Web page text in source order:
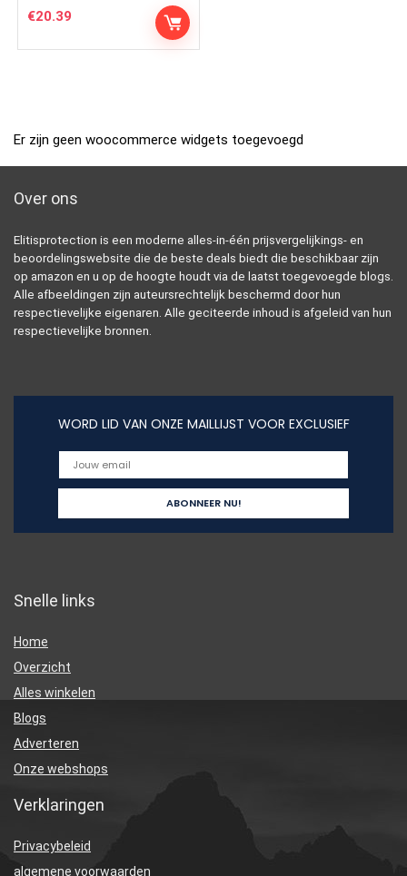
€20.39
Er zijn geen woocommerce widgets toegevoegd
Over ons
Elitisprotection is een moderne alles-in-één prijsvergelijkings- en
beoordelingswebsite die de beste deals biedt die beschikbaar zijn
op amazon en u op de hoogte houdt via de laatst toegevoegde blogs.
Alle afbeeldingen zijn auteursrechtelijk beschermd door hun
respectievelijke eigenaren. Alle geciteerde inhoud is afgeleid van hun
respectievelijke bronnen.
WORD LID VAN ONZE MAILLIJST VOOR EXCLUSIEF
Snelle links
Home
Overzicht
Alles winkelen
Blogs
Adverteren
Onze webshops
Verklaringen
Privacybeleid
algemene voorwaarden